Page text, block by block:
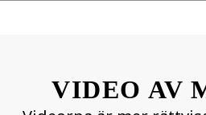
VIDEO AV